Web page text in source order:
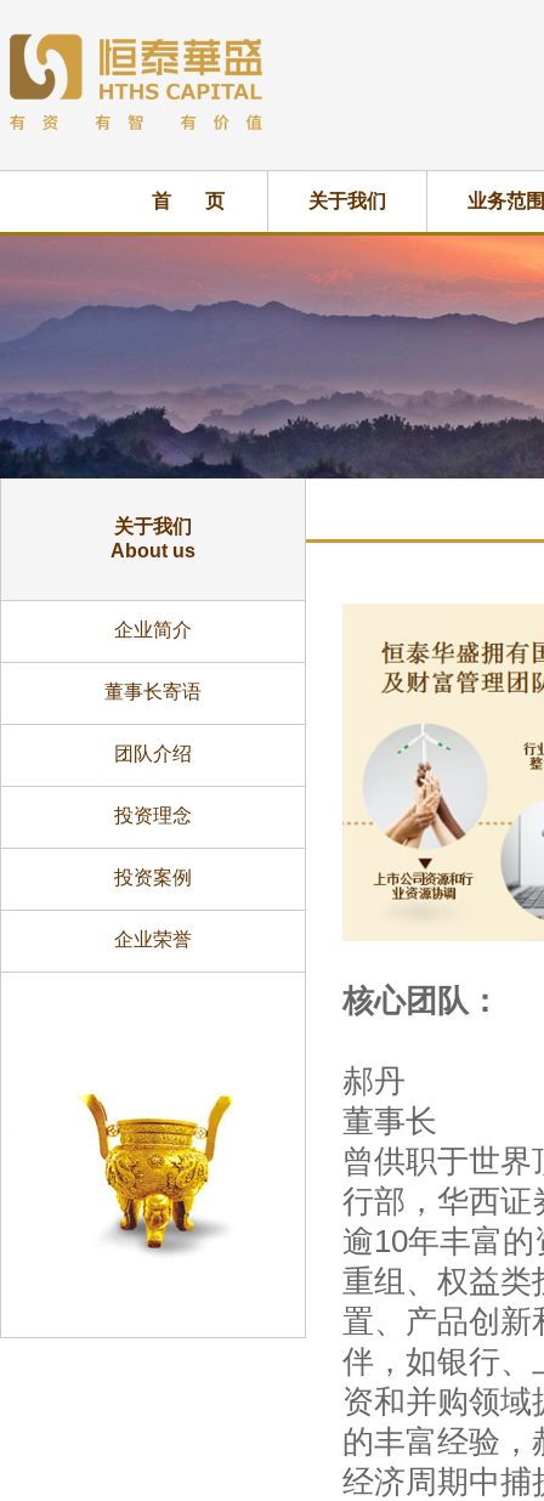
首 页 关于我们 业务范围
关于我们
About us
企业简介
董事长寄语
团队介绍
投资理念
投资案例
企业荣誉
核心团队：
郝丹
董事长
曾供职于世
行部，华西证
逾10年丰富
重组、权益类
置、产品创新
伴，如银行、
资和并购领
的丰富经验，
经济周期中捕